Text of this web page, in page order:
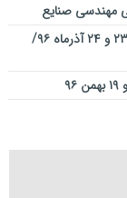
مهندسی صنایع
پانزدهمین همایش ملی دانشجویی مهندسی صنایع/ ۲۳ و ۲۴ آذرماه ۹۶/